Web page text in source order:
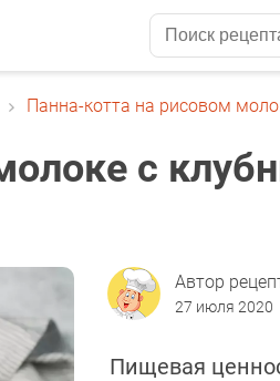
Панна-котта на рисовом
с
Автор
27 июля 2020
Пищевая